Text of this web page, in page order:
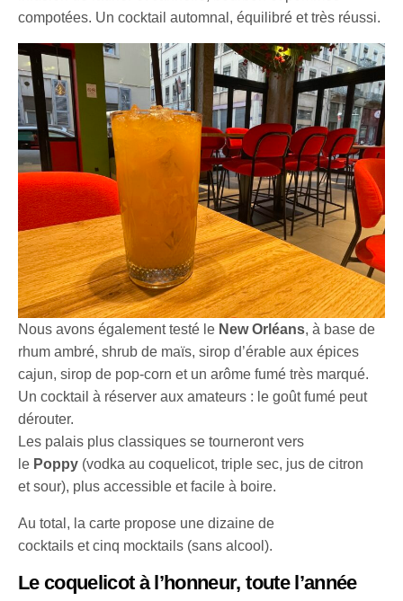
compotées. Un cocktail automnal, équilibré et très réussi.
Nous avons également testé le New Orléans, à base de
rhum ambré, shrub de maïs, sirop d’érable aux épices
cajun, sirop de pop-corn et un arôme fumé très marqué.
Un cocktail à réserver aux amateurs : le goût fumé peut
dérouter.
Les palais plus classiques se tourneront vers
le Poppy (vodka au coquelicot, triple sec, jus de citron
et sour), plus accessible et facile à boire.
Au total, la carte propose une dizaine de
cocktails et cinq mocktails (sans alcool).
Le coquelicot à l’honneur, toute l’année